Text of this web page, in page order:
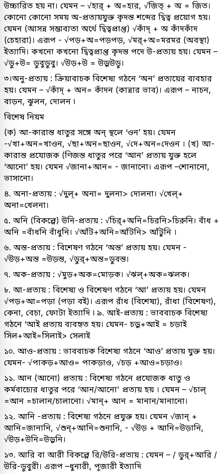
উচ্চারিত হয় না। যেমন – √হার্ + অ=হার, √জিত্ + অ = জিত।
কোনো কোনো সময় অ-প্রত্যয়যুক্ত কৃদন্ত শব্দের দ্বিত্ব প্রয়োগ হয়।
যেমন (আসন্ন সম্ভাব্যতা অর্থে দ্বিত্বপ্রাপ্ত) √কাঁদ্ + অ কাঁদকাঁদ
(চেহারা)। এরূপ - √পড়+অ=পড়পড়, √মর্+অ=মরমর (অবস্থা)
ইত্যাদি। কখনো কখনো দ্বিত্বপ্রাপ্ত কৃদন্ত পদে উ-প্রত্যয় হয়। যেমন –
√ডু+উ= ডুবুডুবু। √উড়+উ = উড়ুউডু।
৩।অনু-প্রত্যয় : ক্রিয়াবাচক বিশেষ্য গঠনে ‘অন’ প্রত্যয়ের ব্যবহার
হয়। যেমন – √কাঁদ্ + অন= কাঁদন (কান্নার ভাব)। এরূপ – নাচন,
বাড়ন, ঝুলন, দোলন ৷
বিশেষ নিয়ম
(ক) আ-কারান্ত ধাতুর সঙ্গে অন্ স্থলে ‘ওন’ হয়। যেমন
-√খা+অন=খাওন, √ছা+অন=ছাওন, √দে+অন=দেওন । (খ) আ-
কারান্ত প্রযোজক (ণিজন্ত ধাতুর পরে ‘আন’ প্রত্যয় যুক্ত হলে
‘আনো’ হয়। যেমন √জানা+আন= - জানানো। এরূপ –শোনানো,
ভাসানো।
৪. অনা-প্রত্যয় : √দুল্‌+ অনা= দুলনা> দোলনা। √খেল্‌+
অনা=খেলনা।
৫. অনি (বিকল্পে) উনি-প্রত্যয় : √চির্+অনি=চিরনি>চিরুনি। বাঁধ +
অনি =বাঁধনি বাঁধুনি। √আঁট+অনি=আঁটনি> আঁটুনি ।
৬. অন্ত-প্রত্যয় : বিশেষণ গঠনে ‘অন্ত’ প্রত্যয় হয়। যেমন -
√উড়+অন্ত =উড়ন্ত, √ডুর্+অন্ত=ডুবন্ত।
৭. অক-প্রত্যয় : √মুড়+অক=মোড়ক। √ঝল্+অক=ঝলক।
৮. আ-প্রত্যয় : বিশেষ্য ও বিশেষণ গঠনে ‘আ’ প্রত্যয় হয়। যেমন
√পড়+আ=পড়া (পড়া বই)। এরূপ রাঁধ (বিশেষ্য), রাঁধা (বিশেষণ),
কেনা, বেচা, ফোটা ইত্যাদি ৷ ৯. আই-প্রত্যয় : ভাববাচক বিশেষ্য
গঠনে ‘আই প্রত্যয় ব্যবহৃত হয়। যেমন- চড়ু+আই = চড়াই
সিল+আই=সিলাই> সেলাই
১০. আও-প্রত্যয় : ভাববাচক বিশেষ্য গঠনে ‘আও’ প্রত্যয় যুক্ত হয়।
যেমন- √পাকড়+আও= পাকড়াও, √চড় +আও=চড়াও।
১১. আন (আনো) প্রত্যয় : বিশেষ্য গঠনে প্রযোজক ধাতু ও
কর্মবাচ্যের ধাতুর পরে ‘আন/আনো' প্ৰত্যয় হয় । যেমন – √চাল্‌
=আন =চালান/চালানো। √মান্+ আন = মানান/মানানো।
১২. আনি -প্রত্যয় : বিশেষ্য গঠনে প্রযুক্ত হয়। যেমন √জান্ +
আনি=জানানি, √শুন্+আনি=শুনানি, - √উড় + আনি=উড়ানি,
√উড়+উনি=উড়ুনি।
১৩. আরি বা আরী বিকল্পে রি/উরি-প্রত্যয় : যেমন – / ডুর্+আরি /
উরি-ডুবুরী। এরূপ –ধুনারী, পূজারী ইত্যাদি